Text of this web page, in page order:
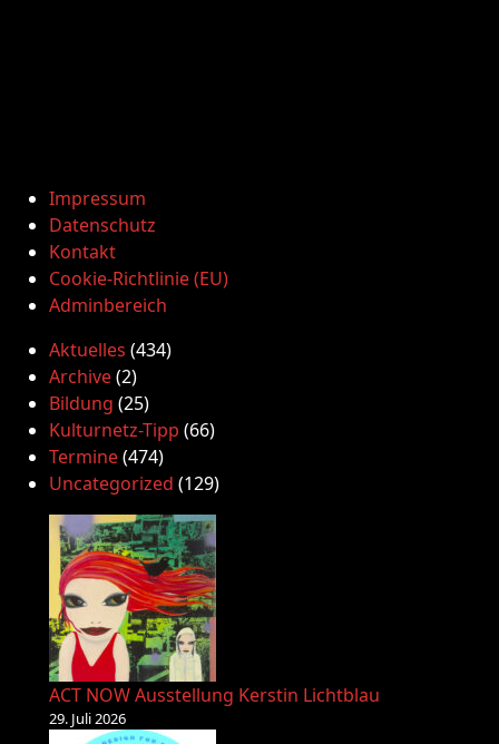
Impressum
Datenschutz
Kontakt
Cookie-Richtlinie (EU)
Adminbereich
Aktuelles (434)
Archive(2)
Bildung (25)
Kulturnetz-Tipp (66)
Termine(474)
Uncategorized (129)
ACT NOW Ausstellung Kerstin Lichtblau
29. Juli 2026